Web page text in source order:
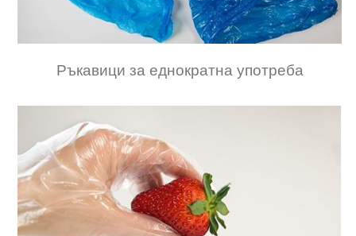
Ръкавици за еднократна употреба